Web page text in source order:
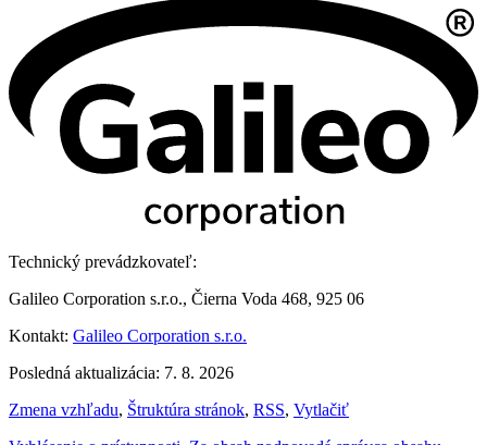
Technický prevádzkovateľ:
Galileo Corporation s.r.o., Čierna Voda 468, 925 06
Kontakt: Galileo Corporation s.r.o.
Posledná aktualizácia: 7. 8. 2026
Zmena vzhľadu, Štruktúra stránok, RSS, Vytlačiť